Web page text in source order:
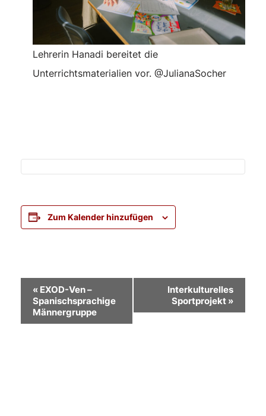
Lehrerin Hanadi bereitet die
Unterrichtsmaterialien vor. @JulianaSocher
Zum Kalender hinzufügen
Veranstaltung-
Navigation
« EXOD-Ven –
Spanischsprachige
Männergruppe
Interkulturelles
Sportprojekt »